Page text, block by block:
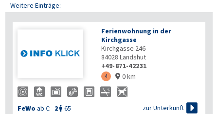
Weitere Einträge:
Ferienwohnung in der
Kirchgasse
Kirchgasse 246
84028 Landshut
+49-871-42231
4  0 km
FeWo ab €: 2  65 zur Unterkunft 